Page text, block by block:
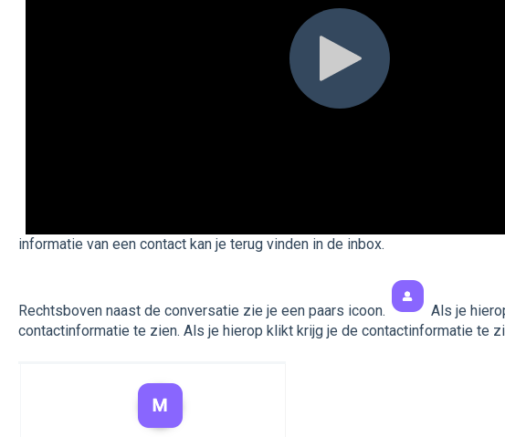
informatie van een contact kan je terug vinden in de inbox.
Rechtsboven naast de conversatie zie je een paars icoon.
Als je
contactinformatie te zien. Als je hierop klikt krijg je de contactinformatie te